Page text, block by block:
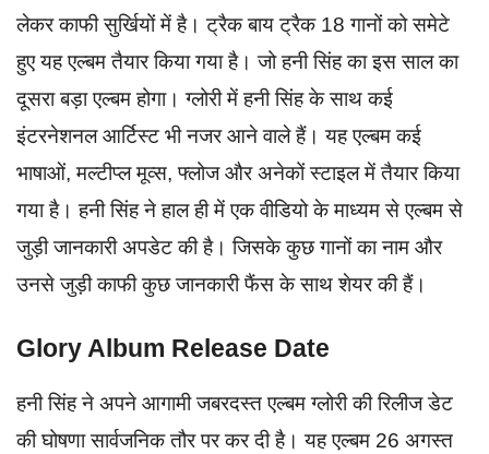
लेकर काफी सुर्खियों में है। ट्रैक बाय ट्रैक 18 गानों को समेटे
हुए यह एल्बम तैयार किया गया है। जो हनी सिंह का इस साल का
दूसरा बड़ा एल्बम होगा। ग्लोरी में हनी सिंह के साथ कई
इंटरनेशनल आर्टिस्ट भी नजर आने वाले हैं। यह एल्बम कई
भाषाओं, मल्टीप्ल मूव्स, फ्लोज और अनेकों स्टाइल में तैयार किया
गया है। हनी सिंह ने हाल ही में एक वीडियो के माध्यम से एल्बम से
जुड़ी जानकारी अपडेट की है। जिसके कुछ गानों का नाम और
उनसे जुड़ी काफी कुछ जानकारी फैंस के साथ शेयर की हैं।
Glory Album Release Date
हनी सिंह ने अपने आगामी जबरदस्त एल्बम ग्लोरी की रिलीज डेट
की घोषणा सार्वजनिक तौर पर कर दी है। यह एल्बम 26 अगस्त